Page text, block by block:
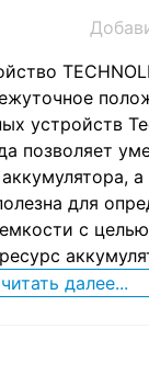
устройств
позволяет
для
с
читать далее...